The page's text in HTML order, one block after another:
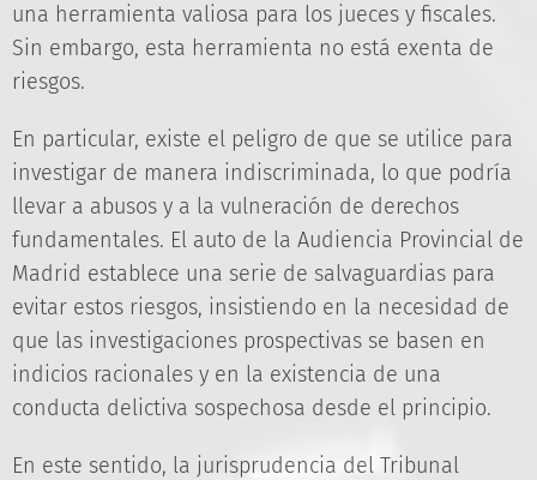
una herramienta valiosa para los jueces y fiscales.
Sin embargo, esta herramienta no está exenta de
riesgos.
En particular, existe el peligro de que se utilice para
investigar de manera indiscriminada, lo que podría
llevar a abusos y a la vulneración de derechos
fundamentales. El auto de la Audiencia Provincial de
Madrid establece una serie de salvaguardias para
evitar estos riesgos, insistiendo en la necesidad de
que las investigaciones prospectivas se basen en
indicios racionales y en la existencia de una
conducta delictiva sospechosa desde el principio.
En este sentido, la jurisprudencia del Tribunal